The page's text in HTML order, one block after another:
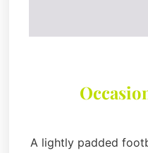
A lightly padded